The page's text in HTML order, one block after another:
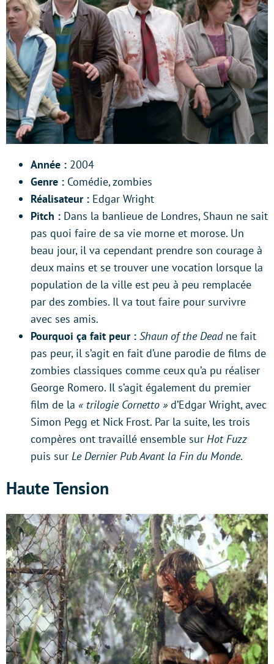
Année : 2004
Genre : Comédie, zombies
Réalisateur : Edgar Wright
Pitch : Dans la banlieue de Londres, Shaun ne sait
pas quoi faire de sa vie morne et morose. Un
beau jour, il va cependant prendre son courage à
deux mains et se trouver une vocation lorsque la
population de la ville est peu à peu remplacée
par des zombies. Il va tout faire pour survivre
avec ses amis.
Pourquoi ça fait peur : Shaun of the Deadne fait
pas peur, il s’agit en fait d’une parodie de films de
zombies classiques comme ceux qu’a pu réaliser
George Romero. Il s’agit également du premier
film de la « trilogie Cornetto » d’Edgar Wright, avec
Simon Pegg et Nick Frost. Par la suite, les trois
compères ont travaillé ensemble sur Hot Fuzz
puis sur Le Dernier Pub Avant la Fin du Monde.
Haute Tension